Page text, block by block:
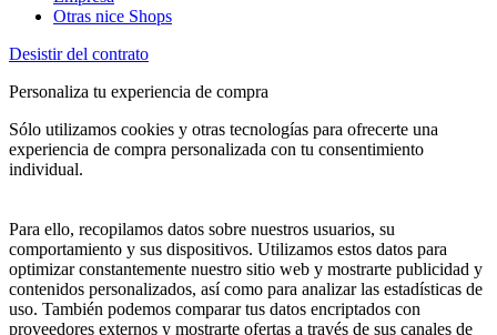
Otras nice Shops
Desistir del contrato
Personaliza tu experiencia de compra
Sólo utilizamos cookies y otras tecnologías para ofrecerte una
experiencia de compra personalizada con tu consentimiento
individual.
Para ello, recopilamos datos sobre nuestros usuarios, su
comportamiento y sus dispositivos. Utilizamos estos datos para
optimizar constantemente nuestro sitio web y mostrarte publicidad y
contenidos personalizados, así como para analizar las estadísticas de
uso. También podemos comparar tus datos encriptados con
proveedores externos y mostrarte ofertas a través de sus canales de